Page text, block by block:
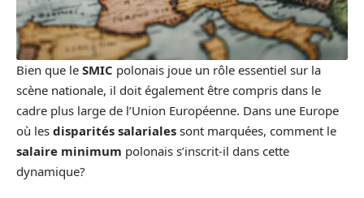
Bien que le SMIC polonais joue un rôle essentiel sur la
scène nationale, il doit également être compris dans le
cadre plus large de l’Union Européenne. Dans une Europe
où les disparités salariales sont marquées, comment le
salaire minimum polonais s’inscrit-il dans cette
dynamique?